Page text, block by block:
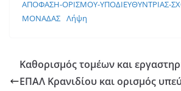
ΑΠΟΦΑΣΗ-ΟΡΙΣΜΟΥ-ΥΠΟΔΙΕΥΘΥΝΤΡΙΑΣ-
ΜΟΝΑΔΑΣ Λήψη
Καθορισμός τομέων και
ΕΠΑΛ Κρανιδίου και ορισμός